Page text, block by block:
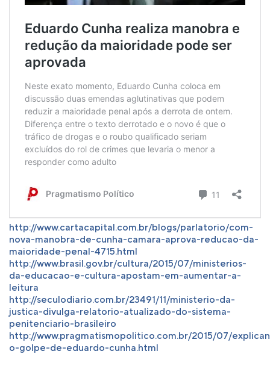
http://www.cartacapital.com.br/blogs/parlatorio/com-
nova-manobra-de-cunha-camara-aprova-reducao-da-
maioridade-penal-4715.html
http://www.brasil.gov.br/cultura/2015/07/ministerios-
da-educacao-e-cultura-apostam-em-aumentar-a-
leitura
http://seculodiario.com.br/23491/11/ministerio-da-
justica-divulga-relatorio-atualizado-do-sistema-
penitenciario-brasileiro
http://www.pragmatismopolitico.com.br/2015/07/
o-golpe-de-eduardo-cunha.html